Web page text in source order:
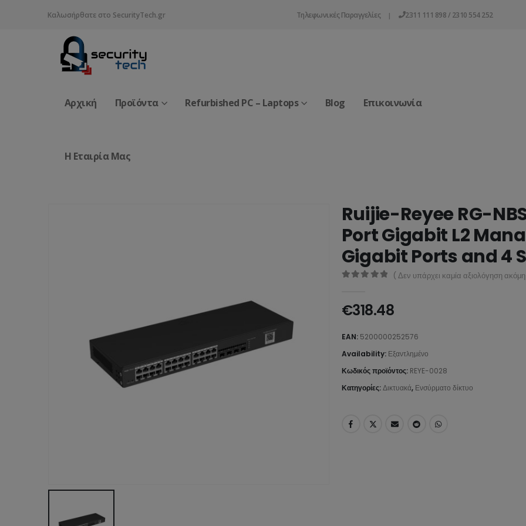
Καλωσήρθατε στο SecurityTech.gr Τηλεφωνικές Παραγγελίες | 2311 111 898 / 2310 554 252
Αρχική Προϊόντα Refurbished PC – Laptops Blog Επικοινωνία
Η Εταιρία Μας
Ruijie-Reyee RG-
Port Gigabit L2
Gigabit Ports and 4
( Δεν υπάρχει καμία αξιολόγηση
€318.48
EAN: 5200000252576
Availability: Εξαντλημένο
Κωδικός προϊόντος: REYE-0028
Κατηγορίες:Δικτυακά, Ενσύρματο δίκτυο